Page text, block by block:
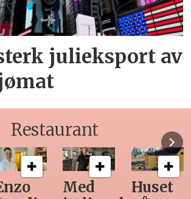
julieksport av
Restaurant
Ny
Siste